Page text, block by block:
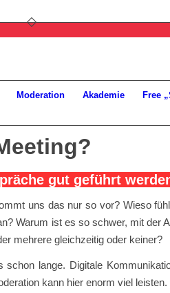
Moderation Akademie Free
gut geführt
uns das nur so vor? Wieso
Warum ist es so schwer, mit der
mehrere gleichzeitig oder keiner?
lange. Digitale
kann hier enorm viel leisten.